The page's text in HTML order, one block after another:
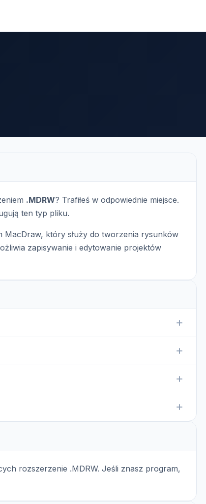
.MDRW? Trafiłeś w odpowiednie miejsce.
ten typ pliku.
który służy do tworzenia rysunków
zapisywanie i edytowanie projektów
rozszerzenie .MDRW. Jeśli znasz program,